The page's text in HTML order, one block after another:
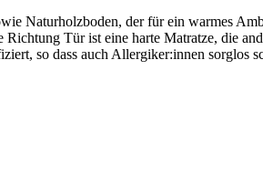
Naturholzboden, der für ein warmes
Tür ist eine harte Matratze, die
so dass auch Allergiker:innen sorglos